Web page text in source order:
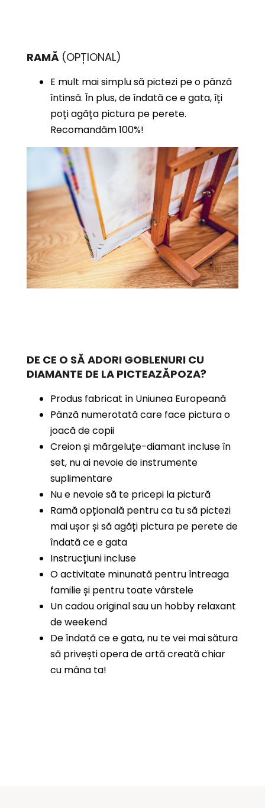
RAMĂ (OPȚIONAL)
E mult mai simplu să pictezi pe o pânză
întinsă. În plus, de îndată ce e gata, îți
poți agăța pictura pe perete.
Recomandăm 100%!
DE CE O SĂ ADORI GOBLENURI CU
DIAMANTE DE LA PICTEAZĂPOZA?
Produs fabricat în Uniunea Europeană
Pânză numerotată care face pictura o
joacă de copii
Creion și mărgeluțe-diamant incluse în
set, nu ai nevoie de instrumente
suplimentare
Nu e nevoie să te pricepi la pictură
Ramă opțională pentru ca tu să pictezi
mai ușor și să agăți pictura pe perete de
îndată ce e gata
Instrucțiuni incluse
O activitate minunată pentru întreaga
familie și pentru toate vârstele
Un cadou original sau un hobby relaxant
de weekend
De îndată ce e gata, nu te vei mai sătura
să privești opera de artă creată chiar
cu mâna ta!